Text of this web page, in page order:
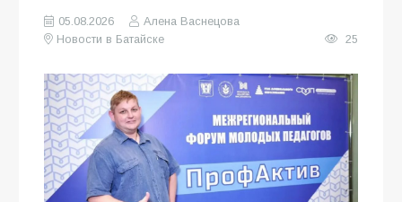
05.08.2026
Алена Васнецова
Новости в Батайске
25